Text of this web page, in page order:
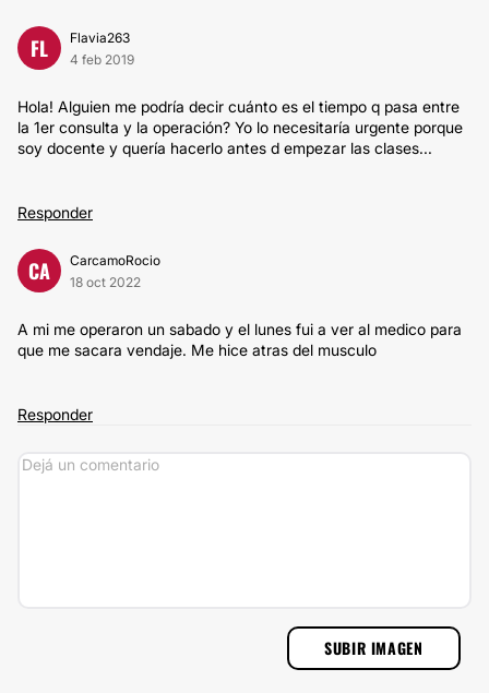
FL
Flavia263
4 feb 2019
Hola! Alguien me podría decir cuánto es el tiempo q pasa entre
la 1er consulta y la operación? Yo lo necesitaría urgente porque
soy docente y quería hacerlo antes d empezar las clases...
Responder
CA
CarcamoRocio
18 oct 2022
A mi me operaron un sabado y el lunes fui a ver al medico para
que me sacara vendaje. Me hice atras del musculo
Responder
SUBIR IMAGEN